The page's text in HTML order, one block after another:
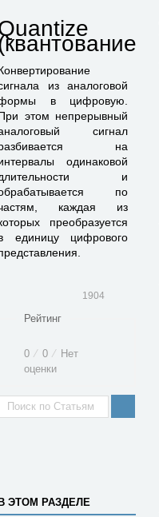
из аналоговой
в цифровую.
этом непрерывный
сигнал
на
одинаковой
и
по
каждая из
преобразуется
единицу цифрового
1904
Рейтинг
0 ⁄ 0 ⁄ Нет
оценки
ЭТОМ РАЗДЕЛЕ